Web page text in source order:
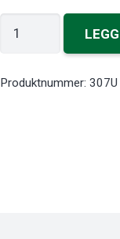
Takkloss
Produktnummer: 307U